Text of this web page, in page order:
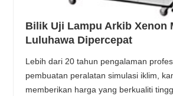
Bilik Uji Lampu Arkib Xenon
Luluhawa Dipercepat
Lebih dari 20 tahun pengalaman
pembuatan peralatan simulasi iklim,
memberikan harga yang berkualiti